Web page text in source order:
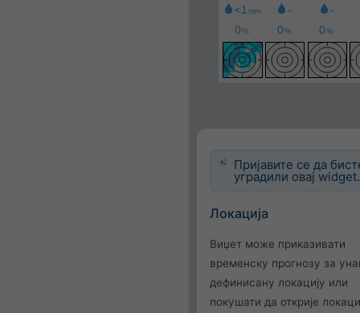
Пријавите се да
уградили овај widget.
Локација
Виџет може приказивати
временску прогнозу за
дефинисану локацију или
покушати да открије